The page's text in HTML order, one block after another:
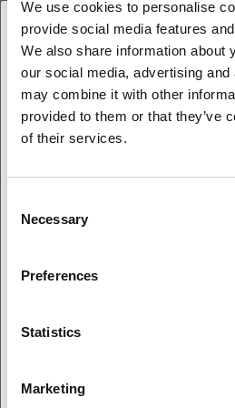
We use cookies to personalise
provide social media features
We also share information about
our social media, advertising
may combine it with other
provided to them or that they’ve
of their services.
Selection
Necessary
Preferences
Statistics
Marketing
Vortek to nie tylko mechaniczny system
inteligentny system przewidywania i
wbudowaną pamięć, która
Przed rozpoczęciem druku drukarka
odpowiedni hotend. Zmiana narzędzia
wymaga interwencji użytkownika.
Wszechstronność
jednocześnie bez konieczności
1. Jesteś klientem